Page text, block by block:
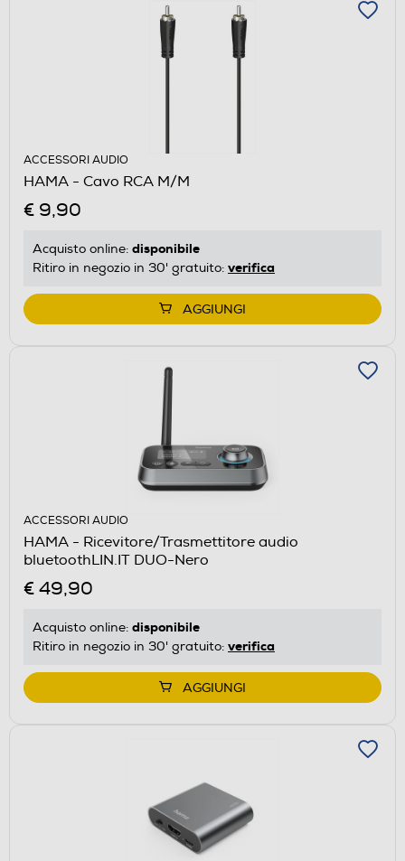
ACCESSORI AUDIO
HAMA - Cavo RCA M/M
€ 9,90
Acquisto online: disponibile
Ritiro in negozio in 30' gratuito: verifica
AGGIUNGI
ACCESSORI AUDIO
HAMA - Ricevitore/Trasmettitore audio
bluetoothLIN.IT DUO-Nero
€ 49,90
Acquisto online: disponibile
Ritiro in negozio in 30' gratuito: verifica
AGGIUNGI